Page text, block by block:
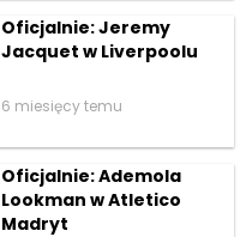
Oficjalnie: Jeremy
Jacquet w Liverpoolu
6 miesięcy temu
Oficjalnie: Ademola
Lookman w Atletico
Madryt